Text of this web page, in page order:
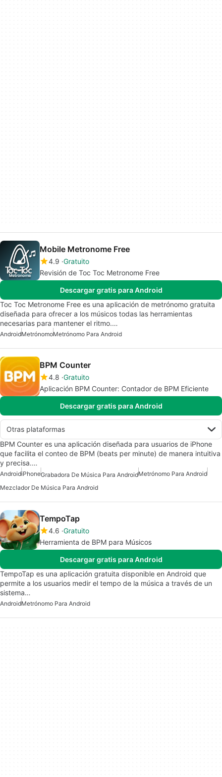
Mobile Metronome Free
4.9 Gratuito
Revisión de Toc Toc Metronome Free
Descargar gratis para Android
Toc Toc Metronome Free es una aplicación de metrónomo gratuita
diseñada para ofrecer a los músicos todas las herramientas
necesarias para mantener el ritmo.…
AndroidMetrónomoMetrónomo Para Android
BPM Counter
4.8 Gratuito
Aplicación BPM Counter: Contador de BPM Eficiente
Descargar gratis para Android
Otras plataformas
BPM Counter es una aplicación diseñada para usuarios de iPhone
que facilita el conteo de BPM (beats per minute) de manera intuitiva
y precisa.…
AndroidiPhoneGrabadora De Música Para AndroidMetrónomo Para Android
Mezclador De Música Para Android
TempoTap
4.6 Gratuito
Herramienta de BPM para Músicos
Descargar gratis para Android
TempoTap es una aplicación gratuita disponible en Android que
permite a los usuarios medir el tempo de la música a través de un
sistema…
AndroidMetrónomo Para Android